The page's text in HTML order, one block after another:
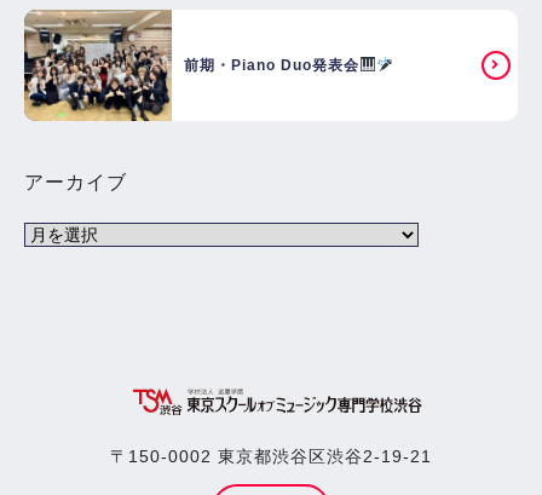
前期・Piano Duo発表会
アーカイブ
〒150-0002 東京都渋谷区渋谷2-19-21